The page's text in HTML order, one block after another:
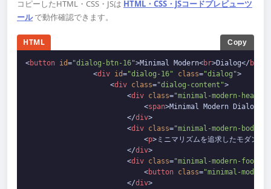
コピーしたHTML・CSS・JSは HTML・CSS・JSコードプレビューツ
ールで動作確認できます。
HTML Copy
<button id="dialog-btn-16">Minimal Modern<br>Dialog</
<div id="dialog-16" class="dialog">
<div class="dialog-content">
<div class="minimal-modern-header"
<span>Minimal Modern Dialog
</div>
<div class="minimal-modern-body"
<p> ミニマリズムを追求したモダンな
</div>
<div class="minimal-modern-footer"
<button class="minimal-
</div>